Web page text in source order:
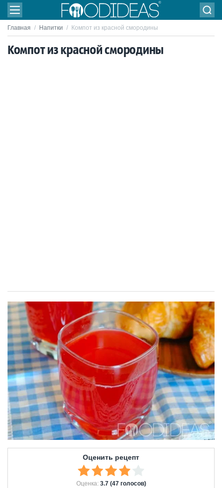
Главная / Напитки / Компот из красной смородины
Компот из красной смородины
Оценить рецепт
Оценка: 3.7 (47 голосов)